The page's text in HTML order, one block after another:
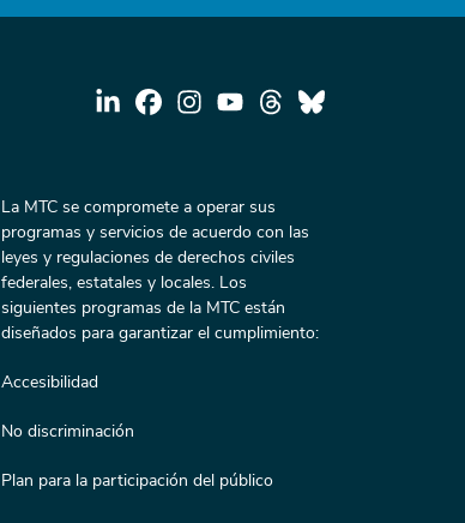
La MTC se compromete a operar sus
programas y servicios de acuerdo con las
leyes y regulaciones de derechos civiles
federales, estatales y locales. Los
siguientes programas de la MTC están
diseñados para garantizar el cumplimiento:
Accesibilidad
No discriminación
Plan para la participación del público